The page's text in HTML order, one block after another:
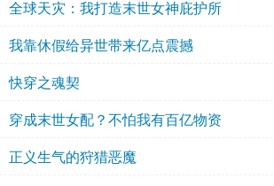
全球天灾：我打造末世女神庇护所
我靠休假给异世带来亿点震撼
快穿之魂契
穿成末世女配？不怕我有百亿物资
正义生气的狩猎恶魔